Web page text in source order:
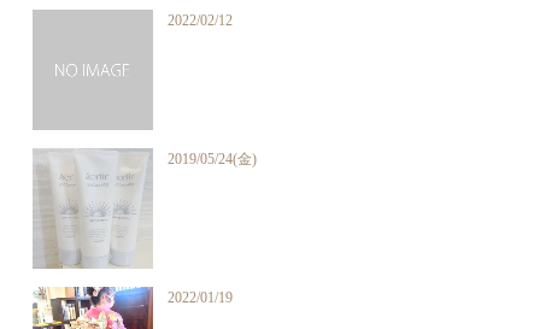
2022/02/12
2019/05/24(金)
2022/01/19